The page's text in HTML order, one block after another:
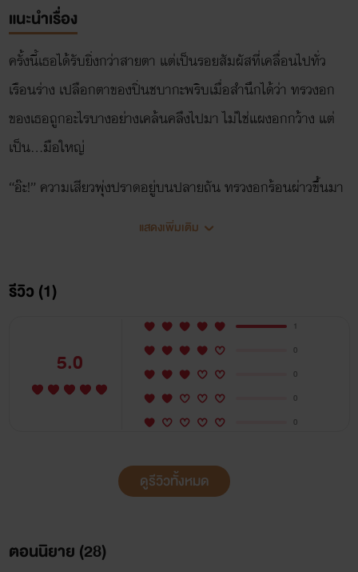
แนะนำเรื่อง
ครั้งนี้เธอได้รับยิ่งกว่าสายตา แต่เป็นรอยสัมผัสที่เคลื่อนไปทั่ว
เรือนร่าง เปลือกตาของปิ่นชบากะพริบเมื่อสำนึกได้ว่า ทรวงอก
ของเธอถูกอะไรบางอย่างเคล้นคลึงไปมา ไม่ใช่แผงอกกว้าง แต่
เป็น...มือใหญ่
“อ๊ะ!” ความเสียวพุ่งปราดอยู่บนปลายถัน ทรวงอกร้อนผ่าวขึ้นมา
แค่ถูกลูบไล้ ก็ทำเธอดิ้นพล่านเชียวหรือ
“อื้ม!” เธอน่าจะดิ้นรนหนีเอาตัวรอดหรือเปล่า แล้วทำไมถึงทำไม่
ร่างกายคิดคดทรยศอ่อนระทวยตั้งแต่ยังไม่ตั้งทัพ ปลายถันเห่อ
ร้อนซู่ซ่าไปหมด รู้สึกได้ว่าเม็ดยอดอยู่กลางร่องนิ้วที่กำลังถูไถไป
มา เธอแขม่วหน้าท้องเกร็งรับ เมื่อฝ่ามือนั้นสอดเข้าไปใต้ชายเสื้อ
ลูบไล้ผิวเนื้อนวลเนียนโดยที่เจ้าของไม่มีแรงจะต่อต้าน
อยู่ที่ซอกคอข้างขวา ริมฝีปากเขาขบเม้มไปทั่วผิวเนื้อเนียน
แสดงเพิ่มเติม
รีวิว (1)
5.0
1
0
0
0
0
ดูรีวิวทั้งหมด
ตอนนิยาย (28)